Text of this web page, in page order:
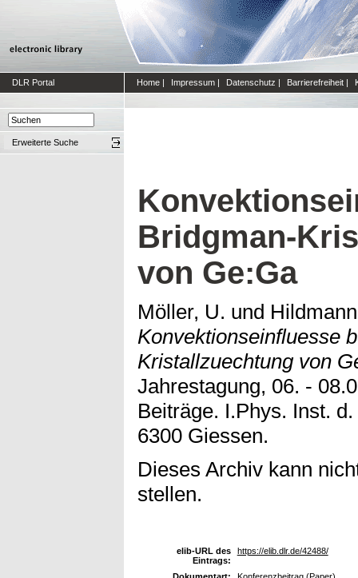
DLR Portal Home | Impressum | Datenschutz | Barrierefreiheit |
Erweiterte Suche
Bridgman-
von Ge:Ga
Möller, U. und
Konvektionseinfluesse
Kristallzuechtung von
Jahrestagung, 06. -
Beiträge. I.Phys. Inst.
6300 Giessen.
Dieses Archiv kann
stellen.
elib-URL des
Eintrags:
https://elib.dlr.de/42488/